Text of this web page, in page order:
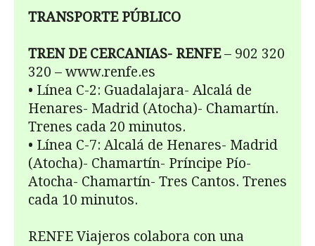
TRANSPORTE PÚBLICO
TREN DE CERCANIAS- RENFE– 902 320
320 – www.renfe.es
• Línea C-2: Guadalajara- Alcalá de
Henares- Madrid (Atocha)- Chamartín.
Trenes cada 20 minutos.
• Línea C-7: Alcalá de Henares- Madrid
(Atocha)- Chamartín- Príncipe Pío-
Atocha- Chamartín- Tres Cantos. Trenes
cada 10 minutos.
RENFE Viajeros colabora con una